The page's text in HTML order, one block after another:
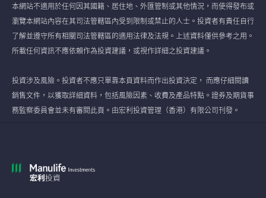
本網站不適用於任何因其國籍、居住地、外匯管制或其他情況，而使得發布或
瀏覽本網站內容在其司法管轄區內受到限制或禁止的人士。投資者有責任自行
了解並遵守所有相關司法管轄區的適用法律及法規。上述資料僅供參考之用。
所載任何資訊不應依賴作為投資建議，或視作詳細之投資建議。
投資涉及風險。投資者不應只單靠本頁資料而作出投資決定， 而應仔細閱讀
銷售文件，以獲取詳細資料，包括風險因素、收費及產品特點。證券及期貨事
務監察委員會並未有審閱此頁。由宏利投資管理（香港）有限公司刊發。